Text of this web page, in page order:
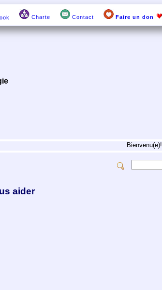
Charte Contact Faire un don
Bienvenu(e)!
aider